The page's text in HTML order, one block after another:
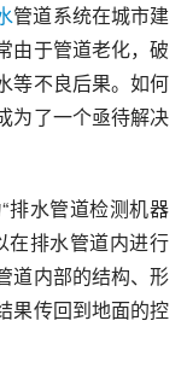
管道系统在城市建
由于管道老化，破
等不良后果。如何
为了一个亟待解决
排水管道检测机器
在排水管道内进行
道内部的结构、形
果传回到地面的控